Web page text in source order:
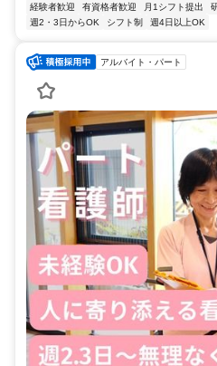
経験者歓迎
有資格者歓迎 月1シフト提出
週2・3日からOK
シフト制 週4日以上OK
アルバイト・パート